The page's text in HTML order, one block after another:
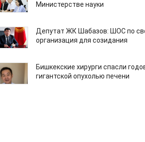
Министерстве науки
Депутат ЖК Шабазов: ШОС по
организация для созидания
Бишкекские хирурги спасли
гигантской опухолью печени